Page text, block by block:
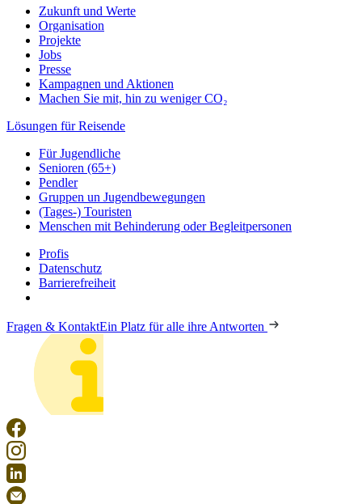
Zukunft und Werte
Organisation
Projekte
Jobs
Presse
Kampagnen und Aktionen
Machen Sie mit, hin zu weniger CO₂
Lösungen für Reisende
Für Jugendliche
Senioren (65+)
Pendler
Gruppen un Jugendbewegungen
(Tages-) Touristen
Menschen mit Behinderung oder Begleitpersonen
Profis
Datenschutz
Barrierefreiheit
Fragen & KontaktEin Platz für alle ihre Antworten